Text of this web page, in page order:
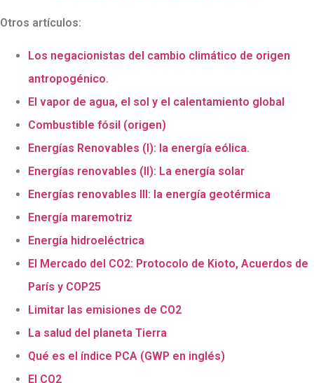
Otros artículos:
Los negacionistas del cambio climático de origen
antropogénico.
El vapor de agua, el sol y el calentamiento global
Combustible fósil (origen)
Energías Renovables (I): la energía eólica.
Energías renovables (II): La energía solar
Energías renovables III: la energía geotérmica
Energía maremotriz
Energía hidroeléctrica
El Mercado del CO2: Protocolo de Kioto, Acuerdos de
París y COP25
Limitar las emisiones de CO2
La salud del planeta Tierra
Qué es el índice PCA (GWP en inglés)
El CO2